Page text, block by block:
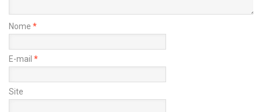
Nome *
E-mail *
Site